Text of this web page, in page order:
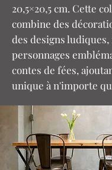
20,5×20,5 cm. Cette
combine des
des designs
personnages
contes de fées,
unique à n'importe